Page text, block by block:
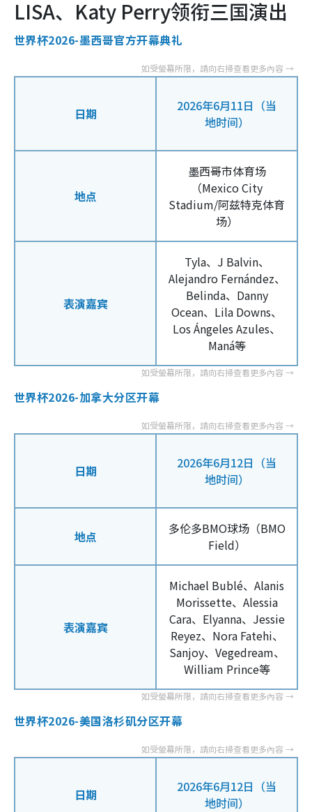
LISA、Katy Perry领衔三国演出
世界杯2026-墨西哥官方开幕典礼
日期
2026年6月11日（当
地时间）
地点
墨西哥市体育场
（Mexico City
Stadium/阿兹特克体育
场）
表演嘉宾
Tyla、J Balvin、
Alejandro Fernández、
Belinda、Danny
Ocean、Lila Downs、
Los Ángeles Azules、
Maná等
世界杯2026-加拿大分区开幕
日期
2026年6月12日（当
地时间）
地点
多伦多BMO球场（BMO
Field）
表演嘉宾
Michael Bublé、Alanis
Morissette、Alessia
Cara、Elyanna、Jessie
Reyez、Nora Fatehi、
Sanjoy、Vegedream、
William Prince等
世界杯2026-美国洛杉矶分区开幕
日期
2026年6月12日（当
地时间）